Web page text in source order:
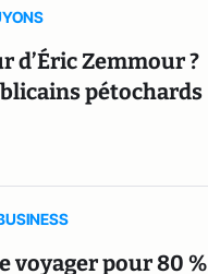
d’Éric Zemmour ?
pétochards
voyager pour 80 %